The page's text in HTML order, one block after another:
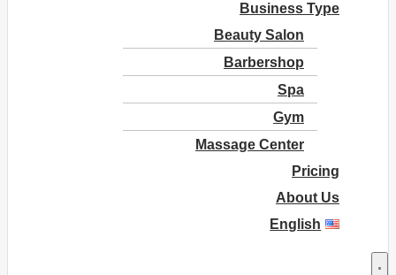
Business Type
Beauty Salon
Barbershop
Spa
Gym
Massage Center
Pricing
About Us
English